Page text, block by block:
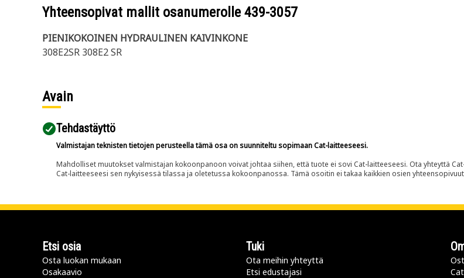
Yhteensopivat mallit osanumerolle 439-3057
PIENIKOKOINEN HYDRAULINEN KAIVINKONE
308E2SR 308E2 SR
Avain
Tehdastäyttö
Valmistajan teknisten tietojen perusteella tämä osa on suunniteltu sopimaan Cat-laitteeseesi.
Mahdolliset muutokset valmistajan kokoonpanoon voivat johtaa siihen, että tuote ei sovi Cat-laitteeseesi. Ota yhteyttä
Cat-laitteeseesi sen nykyisessä tilassa ja oletetussa kokoonpanossa. Tämä osoitin ei takaa kaikkien osien
Etsi osia
Osta luokan mukaan
Osakaavio
Tuki
Ota meihin yhteyttä
Etsi edustajasi